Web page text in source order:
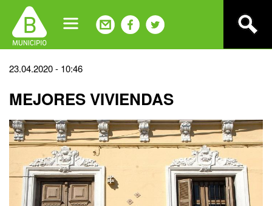
navigation
Back
top
23.04.2020 - 10:46
MEJORES VIVIENDAS